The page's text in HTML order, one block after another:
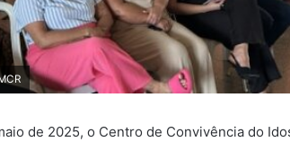
de 2025, o Centro de Convivência do